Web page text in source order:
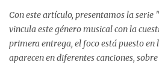
Movimiento Antinuclear de Chubut
Rodríguez Pardo, como una lección de
territorial frente a las imposiciones de
globalizada. Dossier N° 3 "La crisis
Con este artículo, presentamos la serie
vincula este género musical con la
primera entrega, el foco está puesto
aparecen en diferentes canciones, sobre